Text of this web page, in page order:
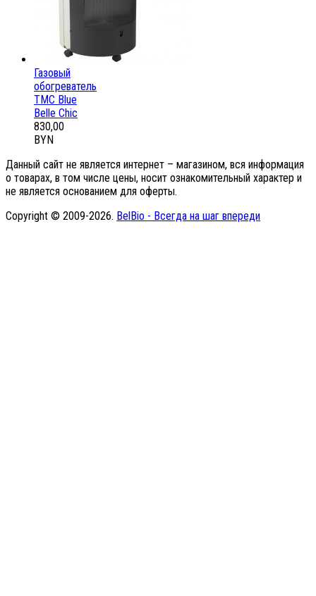
Газовый
обогреватель
ТМС Blue
Belle Chic
830,00
BYN
Данный сайт не является интернет – магазином, вся информация
о товарах, в том числе цены, носит ознакомительный характер и
не является основанием для оферты.
Copyright © 2009-2026. BelBio - Всегда на шаг впереди